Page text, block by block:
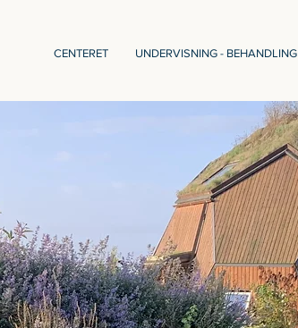
CENTERET UNDERVISNING - BEHANDLING